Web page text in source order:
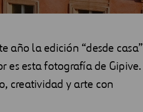
año la edición “desde casa”
es esta fotografía de Gipive.
creatividad y arte con